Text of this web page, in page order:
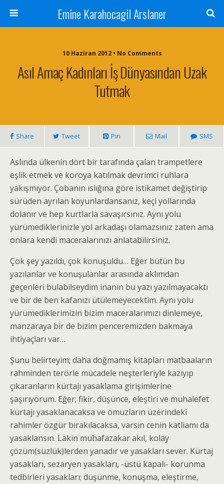
Emine Karahocagil Arslaner
10 Haziran 2012 • No Comments
Asıl Amaç Kadınları İş Dünyasından Uzak
Tutmak
Share Tweet Pin Mail SMS
Aslında ülkenin dört bir tarafında çalan trampetlere
eşlik etmek ve koroya katılmak devrimci ruhlara
yakışmıyor. Çobanın ıslığına göre istikamet değiştirip
sürüden ayrılan koyunlardansanız, keçi yollarında
dolanır ve hep kurtlarla savaşırsınız. Aynı yolu
yürümediklerinizle yol arkadaşı olamazsınız zaten ama
onlara kendi maceralarınızı anlatabilirsiniz.
Çok şey yazıldı, çok konuşuldu… Eğer bütün bu
yazılanlar ve konuşulanlar arasında aklımdan
geçenleri bulabilseydim inanın bu yazı yazılmayacaktı
ve bir de ben kafanızı ütülemeyecektim. Aynı yolu
yürümediklerimizin bizim maceralarımızı dinlemeye,
manzaraya bir de bizim penceremizden bakmaya
ihtiyaçları var…
Şunu belirteyim; daha doğmamış kitapları matbaaların
rahminden terörle mücadele neşterleriyle kazıyıp
çıkaranların kürtajı yasaklama girişimlerine
şaşırıyorum. Eğer; fikir, düşünce, eleştiri ve muhalefet
kürtajı yasaklanacaksa ve omuzların üzerindeki
rahimler özgür bırakılacaksa, varsın cenin katliamı da
yasaklansın. Lakin muhafazakar akıl, kolay
çözüm(süzlük)lerden yanadır ve yasakları sever. Kürtaj
yasakları, sezaryen yasakları, -üstü kapalı- korunma
tedbirleri yasakları; düşünme, konuşma, eleştirme,